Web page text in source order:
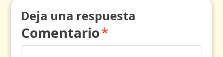
Deja una respuesta
Comentario*